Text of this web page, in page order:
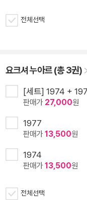
전체선택
요크셔 누아르 (총 3권)
[세트] 1974 +
판매가 27,000원
1977
판매가13,500원
1974
판매가13,500원
전체선택